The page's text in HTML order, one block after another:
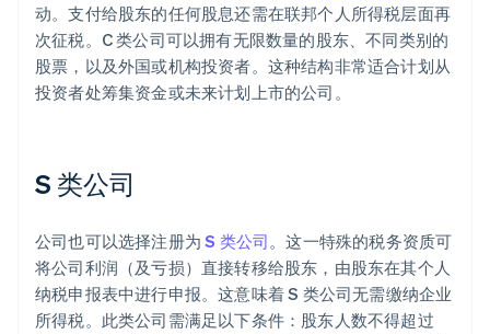
动。支付给股东的任何股息还需在联邦个人所得税层面再
次征税。C 类公司可以拥有无限数量的股东、不同类别的
股票，以及外国或机构投资者。这种结构非常适合计划从
投资者处筹集资金或未来计划上市的公司。
S 类公司
公司也可以选择注册为S 类公司。这一特殊的税务资质可
将公司利润（及亏损）直接转移给股东，由股东在其个人
纳税申报表中进行申报。这意味着 S 类公司无需缴纳企业
所得税。此类公司需满足以下条件：股东人数不得超过